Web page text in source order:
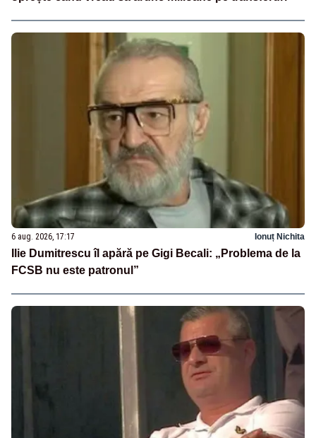
6 aug. 2026, 17:17 Ionuț Nichita
Ilie Dumitrescu îl apără pe Gigi Becali: „Problema de la
FCSB nu este patronul”